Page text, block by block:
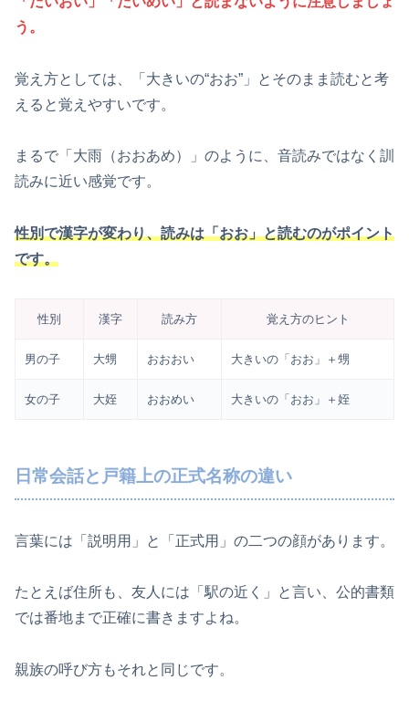
う。
覚え方としては、「大きいの“おお”」とそのまま読むと考
えると覚えやすいです。
まるで「大雨（おおあめ）」のように、音読みではなく訓
読みに近い感覚です。
性別で漢字が変わり、読みは「おお」と読むのがポイント
です。
性別 漢字 読み方 覚え方のヒント
男の子 大甥 おおおい 大きいの「おお」＋甥
女の子 大姪 おおめい 大きいの「おお」＋姪
日常会話と戸籍上の正式名称の違い
言葉には「説明用」と「正式用」の二つの顔があります。
たとえば住所も、友人には「駅の近く」と言い、公的書類
では番地まで正確に書きますよね。
親族の呼び方もそれと同じです。